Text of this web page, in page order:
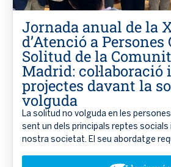
Jornada anual de la
d’Atenció a Persones
Solitud de la
Madrid: col·laboració
projectes davant la
volguda
La solitud no volguda en les
sent un dels principals reptes
nostra societat. El seu abordatge